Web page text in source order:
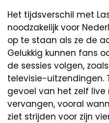
Het tijdsverschil met
noodzakelijk voor
op te staan als ze de
Gelukkig kunnen fans
de sessies volgen,
televisie-uitzendingen.
gevoel van het zelf
vervangen, vooral
ziet strijden voor zijn